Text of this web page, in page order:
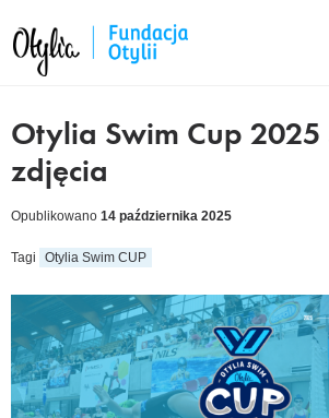
Otylia Swim Cup 2025
zdjęcia
Opublikowano 14 października 2025
Tagi Otylia Swim CUP